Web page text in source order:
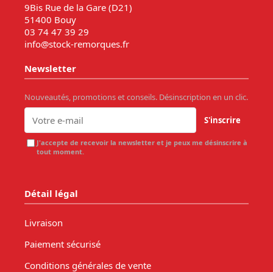
9Bis Rue de la Gare (D21)
51400 Bouy
03 74 47 39 29
info@stock-remorques.fr
Newsletter
Nouveautés, promotions et conseils. Désinscription en un clic.
S'inscrire
J'accepte de recevoir la newsletter et je peux me désinscrire à
tout moment.
Détail légal
Livraison
Paiement sécurisé
Conditions générales de vente